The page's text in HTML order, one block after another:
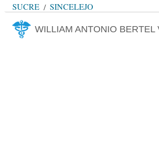
SUCRE SINCELEJO
WILLIAM ANTONIO BERTEL